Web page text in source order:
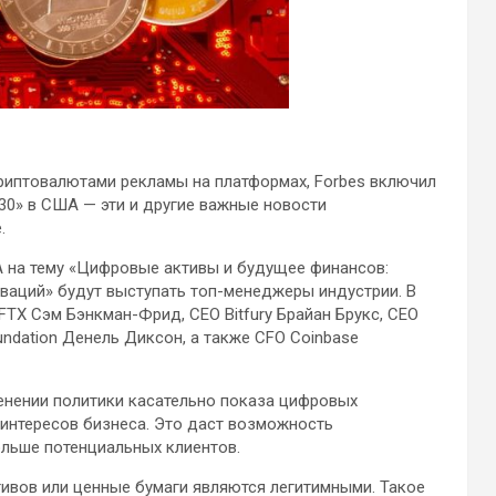
рекламы на платформах, Forbes включил
в США — эти и другие важные новости
тему «Цифровые активы и будущее финансов:
будут выступать топ-менеджеры индустрии. В
Сэм Бэнкман-Фрид, CEO Bitfury Брайан Брукс, CEO
Денель Диксон, а также CFO Coinbase
политики касательно показа цифровых
бизнеса. Это даст возможность
потенциальных клиентов.
или ценные бумаги являются легитимными. Такое